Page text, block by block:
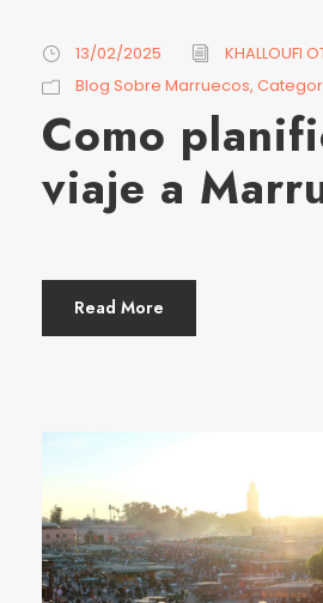
13/02/2025
KHALLOUFI
Blog Sobre Marruecos,
Como
viaje a
Read More